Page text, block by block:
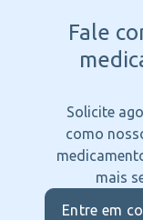
Fale
Solicite
como
mais
Entre em